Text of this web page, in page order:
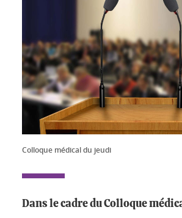
Colloque médical du jeudi
Dans le cadre du Colloque